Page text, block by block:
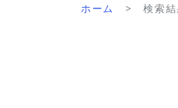
ホーム 検索結